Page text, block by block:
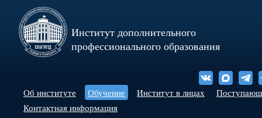
Институт дополнительного
профессионального образования
Об институте Обучение Институт в лицах
Контактная информация